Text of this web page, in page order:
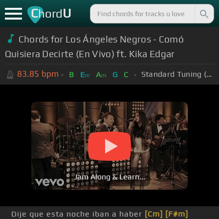
ChordU
Chords for Los Ángeles Negros - Comó
Quisiera Decirte (En Vivo) ft. Kika Edgar
83.85 bpm B Em Am G C Standard Tuning (EADGBE)
Jam Along & Learn...
Dije que esta noche iban a haber [Cm] [F#m]